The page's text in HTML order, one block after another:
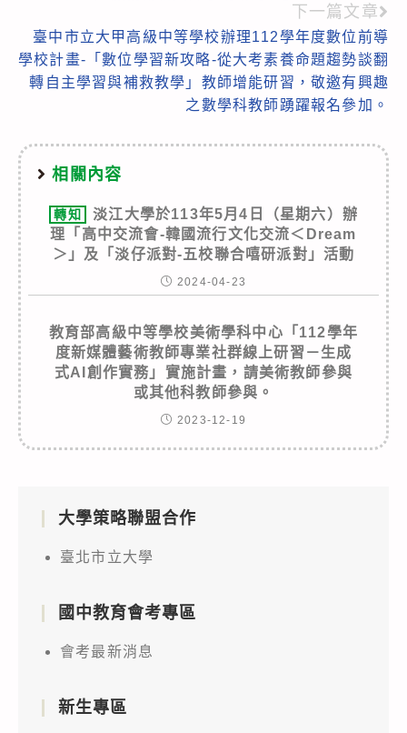
下一篇文章
臺中市立大甲高級中等學校辦理112學年度數位前導
學校計畫-「數位學習新攻略-從大考素養命題趨勢談翻
轉自主學習與補救教學」教師增能研習，敬邀有興趣
之數學科教師踴躍報名參加。
相關內容
轉知
淡江大學於113年5月4日（星期六）辦
理「高中交流會-韓國流行文化交流＜Dream
＞」及「淡仔派對-五校聯合嘻研派對」活動
2024-04-23
教育部高級中等學校美術學科中心「112學年
度新媒體藝術教師專業社群線上研習－生成
式AI創作實務」實施計畫，請美術教師參與
或其他科教師參與。
2023-12-19
大學策略聯盟合作
臺北市立大學
國中教育會考專區
會考最新消息
新生專區